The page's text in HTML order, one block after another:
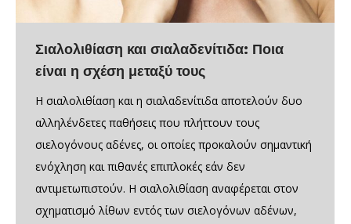
Σιαλολιθίαση και σιαλαδενίτιδα: Ποια
είναι η σχέση μεταξύ τους
Η σιαλολιθίαση και η σιαλαδενίτιδα αποτελούν δυο
αλληλένδετες παθήσεις που πλήττουν τους
σιελογόνους αδένες, οι οποίες προκαλούν σημαντική
ενόχληση και πιθανές επιπλοκές εάν δεν
αντιμετωπιστούν. Η σιαλολιθίαση αναφέρεται στον
σχηματισμό λίθων εντός των σιελογόνων αδένων,